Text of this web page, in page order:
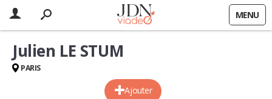
MENU
Ajouter
Julien LE STUM
PARIS